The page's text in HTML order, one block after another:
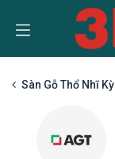
Bỏ qua để đến Nội dung
Sàn Gỗ Thổ Nhĩ Kỳ